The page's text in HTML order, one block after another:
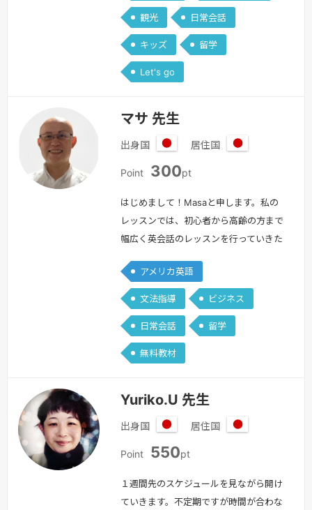
い！」体験をたくさんしました。「分か
らなくて悔しい」を「分かる！楽し
い！」に変えられるよう一緒に学習して
いきましょう…
観光 日常会話
キッズ 留学
Let's go
マサ 先生
出身国
本
居住国
Point 300pt
はじめまして！Masaと申します。私の
レッスンでは、初心者から高齢の方まで
幅広く英会話のレッスンを行っていきた
に文法を中心に行っていきたいと思いま
す。まだまだ未熟ですが、楽しいレッス
ンしていきたいと思います！【経歴】大
学卒業後、日系企業で経理等を担当す
る。その後、アメリカに大学院留学をし
て卒業。大手日系企業の海外子会社に３
後、… 続きを見る »
アメリカ英語
文法指導 ビジネス
日常会話 留学
無料教材
Yuriko.U 先生
出身国
本
居住国
Point 550pt
１週間先のスケジュールを見ながら開け
ていきます。不定期ですが時間が合わな